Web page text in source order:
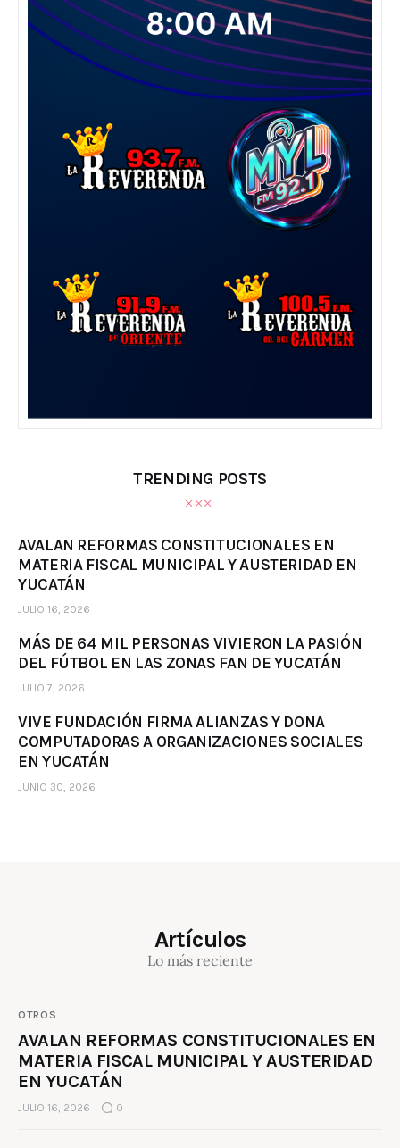
TRENDING POSTS
AVALAN REFORMAS CONSTITUCIONALES EN
MATERIA FISCAL MUNICIPAL Y AUSTERIDAD EN
YUCATÁN
JULIO 16, 2026
MÁS DE 64 MIL PERSONAS VIVIERON LA PASIÓN
DEL FÚTBOL EN LAS ZONAS FAN DE YUCATÁN
JULIO 7, 2026
VIVE FUNDACIÓN FIRMA ALIANZAS Y DONA
COMPUTADORAS A ORGANIZACIONES SOCIALES
EN YUCATÁN
JUNIO 30, 2026
Artículos
Lo más reciente
OTROS
AVALAN REFORMAS CONSTITUCIONALES EN
MATERIA FISCAL MUNICIPAL Y AUSTERIDAD
EN YUCATÁN
JULIO 16, 2026 0